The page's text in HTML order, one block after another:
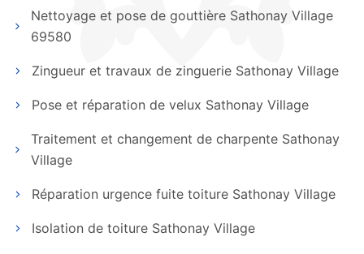
Nettoyage et pose de gouttière Sathonay Village
69580
Zingueur et travaux de zinguerie Sathonay Village
Pose et réparation de velux Sathonay Village
Traitement et changement de charpente Sathonay
Village
Réparation urgence fuite toiture Sathonay Village
Isolation de toiture Sathonay Village